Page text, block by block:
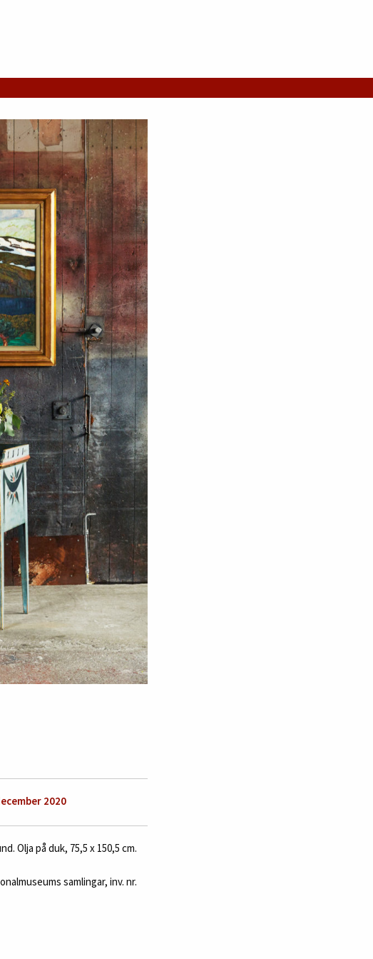
2020
Olja på duk, 75,5 x 150,5 cm.
samlingar, inv. nr.